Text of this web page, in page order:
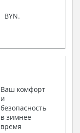
BYN.
Ваш комфорт
и
безопасность
в зимнее
время